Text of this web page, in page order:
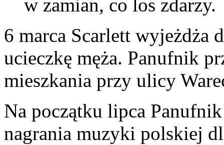
w zamian, co los zdarzy.
6 marca Scarlett wyjeżdża
ucieczkę męża. Panufnik
mieszkania przy ulicy
Na początku lipca
nagrania muzyki polskiej